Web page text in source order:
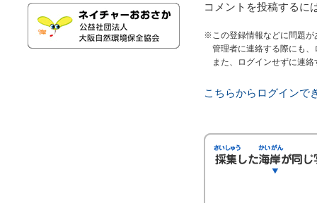
コメントを投稿するに
※この登録情報などに問題が
管理者に連絡する際にも、
また、ログインせずに連絡
こちらからログインで